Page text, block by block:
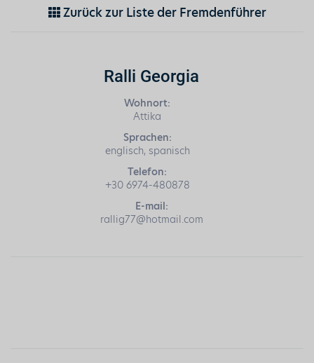
Zurück zur Liste der Fremdenführer
Ralli Georgia
Wohnort:
Attika
Sprachen:
englisch, spanisch
Telefon:
+30 6974-480878
E-mail:
rallig77@hotmail.com